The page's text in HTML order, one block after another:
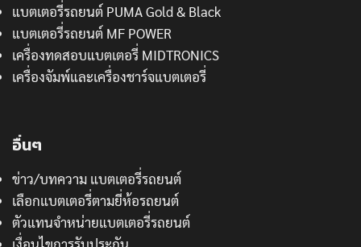
แบตเตอรี่รถยนต์ PUMA Gold & Black
แบตเตอรี่รถยนต์ MF POWER
เครื่องทดสอบแบตเตอรี่ MIDTRONICS
เครื่องจัมพ์และเครื่องชาร์จแบตเตอรี่
อื่นๆ
ข่าว/บทความ แบตเตอรี่รถยนต์
เลือกแบตเตอรี่ตามยี่ห้อรถยนต์
ตัวแทนจำหน่ายแบตเตอรี่รถยนต์